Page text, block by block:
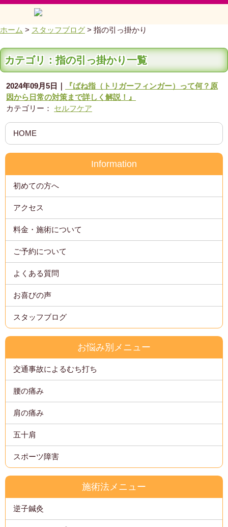
ホーム > スタッフブログ > 指の引っ掛かり
カテゴリ：指の引っ掛かり一覧
2024年09月5日 ｜
『ばね指（トリガーフィンガー）って何？原
因から日常の対策まで詳しく解説！』
カテゴリー： セルフケア
HOME
Information
初めての方へ
アクセス
料金・施術について
ご予約について
よくある質問
お喜びの声
スタッフブログ
お悩み別メニュー
交通事故によるむち打ち
腰の痛み
肩の痛み
五十肩
スポーツ障害
施術法メニュー
逆子鍼灸